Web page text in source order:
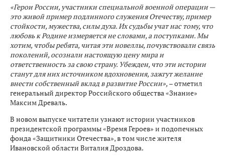
«Герои России, участники специальной военной операции —
это живой пример подлинного служения Отечеству, пример
стойкости, мужества, силы духа. Их судьбы учат нас тому, что
любовь к Родине измеряется не словами, а поступками. Мы
хотим, чтобы ребята, читая эти новеллы, почувствовали связь
поколений, осознали настоящую цену мира и
ответственность за свою страну. Убежден, что эти истории
станут для них источником вдохновения, зажгут желание
внести собственный вклад в развитие России», – отметил
генеральный директор Российского общества «Знание»
Максим Древаль.
В новом выпуске читатели узнают истории участников
президентской программы «Время Героев» и подопечных
фонда «Защитники Отечества», в том числе жителя
Ивановской области Виталия Дроздова.